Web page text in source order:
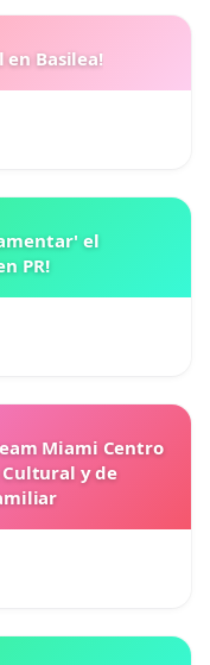
en Basilea!
el
PR!
Miami Centro
Cultural y de